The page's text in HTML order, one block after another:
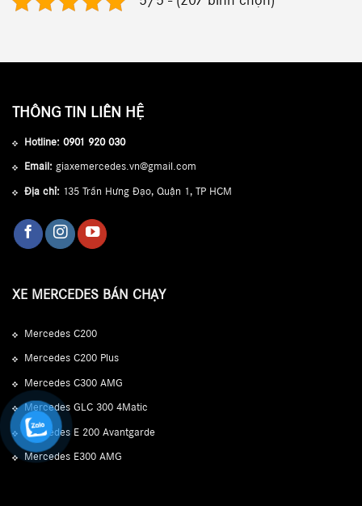
THÔNG TIN LIÊN HỆ
Hotline: 0901 920 030
Email: giaxemercedes.vn@gmail.com
Địa chỉ: 135 Trần Hưng Đạo, Quận 1, TP HCM
XE MERCEDES BÁN CHẠY
Mercedes C200
Mercedes C200 Plus
Mercedes C300 AMG
Mercedes GLC 300 4Matic
Mercedes E 200 Avantgarde
Mercedes E300 AMG